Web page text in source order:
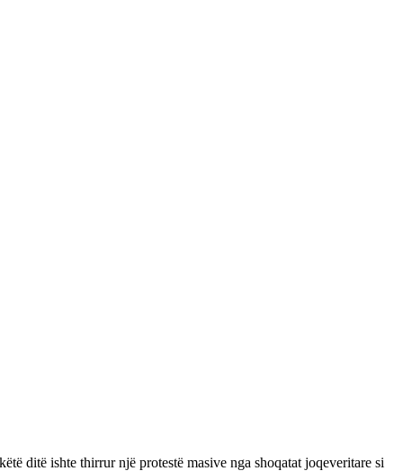
ditë ishte thirrur një protestë masive nga shoqatat joqeveritare si